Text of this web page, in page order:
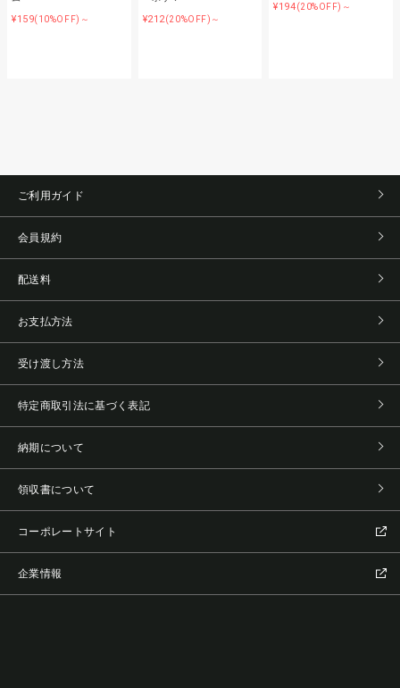
¥159(10%OFF)～ ¥212(20%OFF)～
¥194(20%OFF)～
ご利用ガイド
会員規約
配送料
お支払方法
受け渡し方法
特定商取引法に基づく表記
納期について
領収書について
コーポレートサイト
企業情報